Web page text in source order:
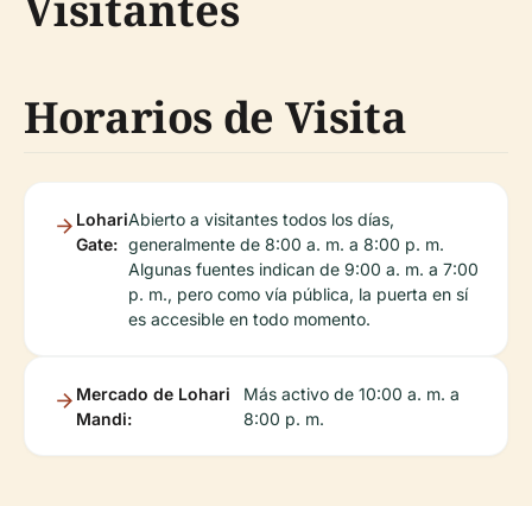
Horarios de Visita
Lohari
Gate:
Abierto a visitantes todos los días,
generalmente de 8:00 a. m. a 8:00 p. m.
Algunas fuentes indican de 9:00 a. m. a 7:00
p. m., pero como vía pública, la puerta en sí
es accesible en todo momento.
Mercado de Lohari
Mandi:
Más activo de 10:00 a. m. a
8:00 p. m.